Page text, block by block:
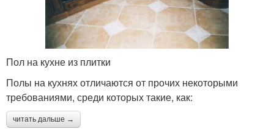
Пол на кухне из плитки
Полы на кухнях отличаются от прочих некоторыми
требованиями, среди которых такие, как:
читать дальше →